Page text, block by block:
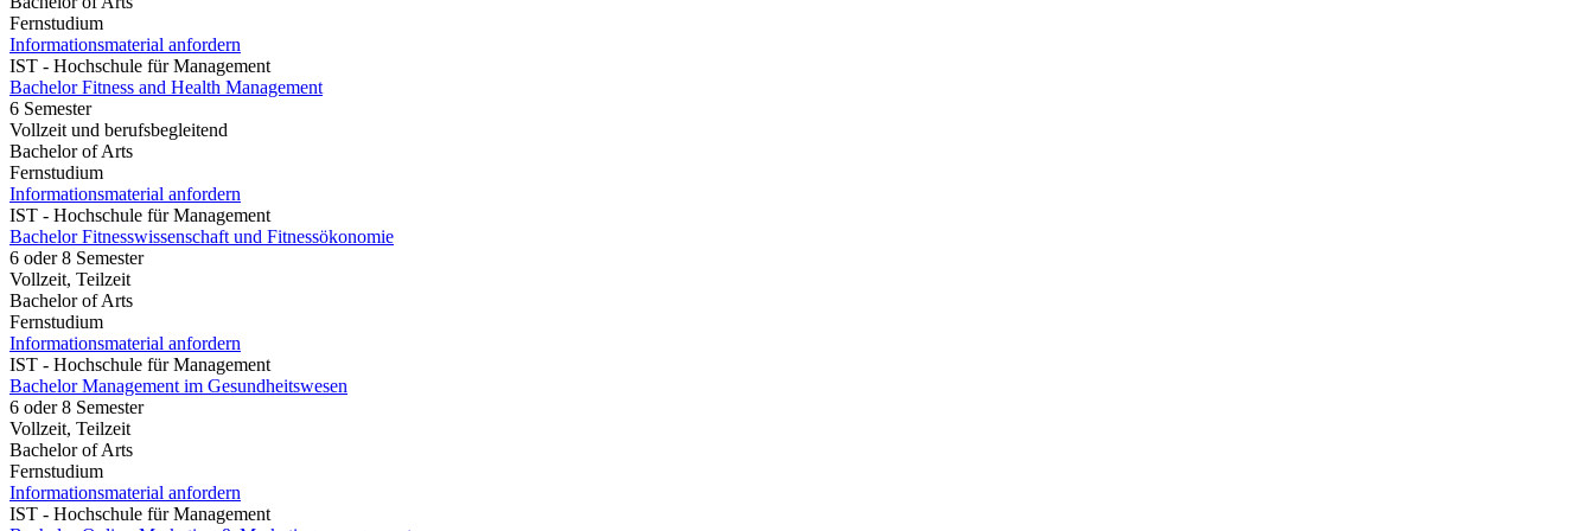
Fernstudium
Informationsmaterial anfordern
IST - Hochschule für Management
Bachelor Fitness and Health Management
6 Semester
Vollzeit und berufsbegleitend
Bachelor of Arts
Fernstudium
Informationsmaterial anfordern
IST - Hochschule für Management
Bachelor Fitnesswissenschaft und Fitnessökonomie
6 oder 8 Semester
Vollzeit, Teilzeit
Bachelor of Arts
Fernstudium
Informationsmaterial anfordern
IST - Hochschule für Management
Bachelor Management im Gesundheitswesen
6 oder 8 Semester
Vollzeit, Teilzeit
Bachelor of Arts
Fernstudium
Informationsmaterial anfordern
IST - Hochschule für Management